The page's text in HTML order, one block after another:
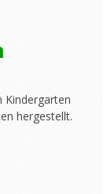
Kindergarten
hergestellt.